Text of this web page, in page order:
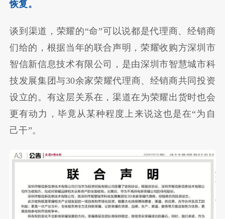
恢复。
谈到渠道，荣耀的“命”可以说都是代理商、经销商
们给的，根据当年的联合声明，荣耀收购方深圳市
智信新信息技术有限公司，是由深圳市智慧城市科
技发展集团与30余家荣耀代理商、经销商共同投资
设立的。有这层关系在，渠道在为荣耀出货时也会
更有动力，毕竟从某种程度上来说这也是在“为自
己干”。